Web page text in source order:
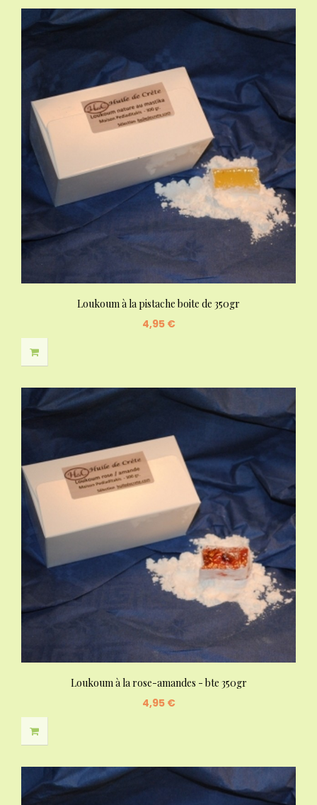
Loukoum à la pistache boite de 350gr
4,95 €
Loukoum à la rose-amandes - bte 350gr
4,95 €